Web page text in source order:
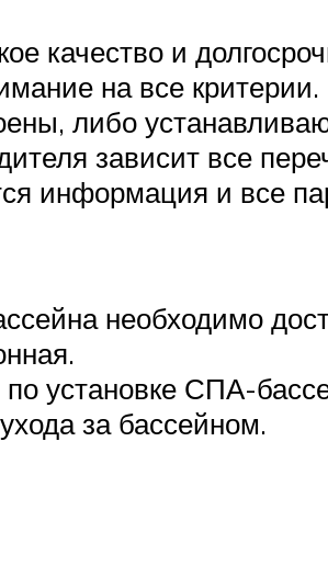
качество и
на все
либо
зависит все
информация и все
необходимо
по установке СПА-
за бассейном.